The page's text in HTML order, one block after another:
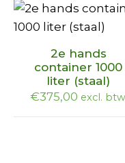
2e hands
container 1000
liter (staal)
€375,00 excl. btw